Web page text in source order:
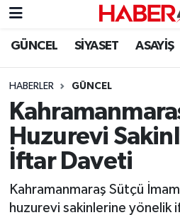
GÜNCEL SİYASET ASAYİŞ
HABERLER GÜNCEL
Huzurevi
İftar Daveti
Kahramanmaraş Sütçü
huzurevi sakinlerine yönelik
GÜNCEL
SİYASET
SPOR
YAŞAM
Nöbetçi Eczaneler
Hava Durumu
Kahramanmaraş Namaz
Trafik Durumu
Süper Lig Puan Durumu